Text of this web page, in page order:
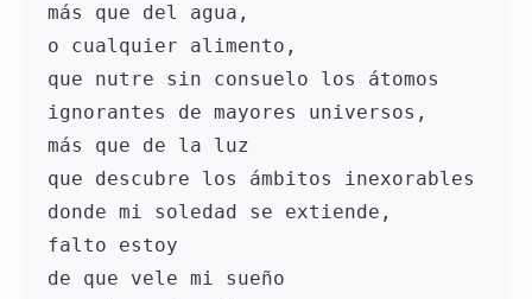
más que del agua,
o cualquier alimento,
que nutre sin consuelo los átomos
ignorantes de mayores universos,
más que de la luz
que descubre los ámbitos inexorables
donde mi soledad se extiende,
falto estoy
de que vele mi sueño